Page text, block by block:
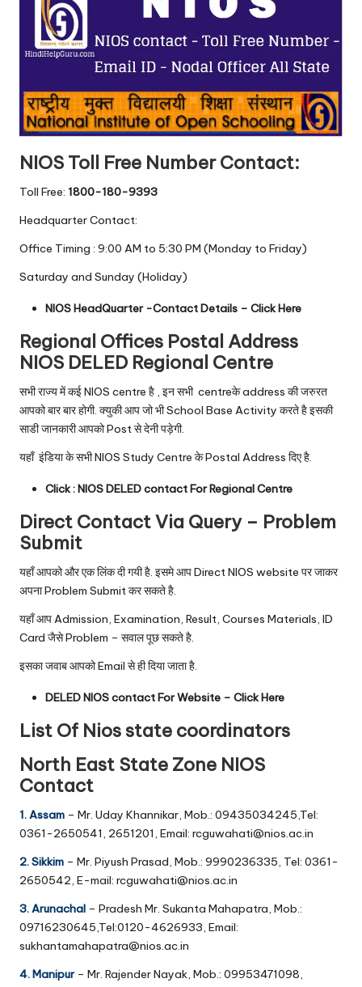
NIOS Toll Free Number Contact:
Toll Free: 1800-180-9393
Headquarter Contact:
Office Timing : 9:00 AM to 5:30 PM (Monday to Friday)
Saturday and Sunday (Holiday)
NIOS HeadQuarter -Contact Details – Click Here
Regional Offices Postal Address
NIOS DELED Regional Centre
सभी राज्य में कई NIOS centre है , इन सभी centreके address की जरुरत
आपको बार बार होगी. क्युकी आप जो भी School Base Activity करते है इसकी
साडी जानकारी आपको Post से देनी पड़ेगी.
यहाँ इंडिया के सभी NIOS Study Centre के Postal Address दिए है.
Click :NIOS DELED contact For Regional Centre
Direct Contact Via Query – Problem
Submit
यहाँ आपको और एक लिंक दी गयी है. इसमे आप Direct NIOS website पर जाकर
अपना Problem Submit कर सकते है.
यहाँ आप Admission, Examination, Result, Courses Materials, ID
Card जैसे Problem – सवाल पूछ सकते है.
इसका जवाब आपको Email से ही दिया जाता है.
DELED NIOS contact For Website – Click Here
List Of Nios state coordinators
North East State Zone NIOS
Contact
1. Assam – Mr. Uday Khannikar, Mob.: 09435034245,Tel:
0361-2650541, 2651201, Email: rcguwahati@nios.ac.in
2. Sikkim – Mr. Piyush Prasad, Mob.: 9990236335, Tel: 0361-
2650542, E-mail: rcguwahati@nios.ac.in
3. Arunachal – Pradesh Mr. Sukanta Mahapatra, Mob.:
09716230645,Tel:0120-4626933, Email:
sukhantamahapatra@nios.ac.in
4. Manipur – Mr. Rajender Nayak, Mob.: 09953471098,